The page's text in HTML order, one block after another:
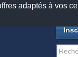
adaptés à vos
TwitterFeeds18881